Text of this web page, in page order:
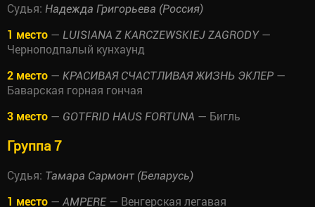
Судья: Надежда Григорьева (Россия)
1 место — LUISIANA Z KARCZEWSKIEJ ZAGRODY—
Черноподпалый кунхаунд
2 место — КРАСИВАЯ СЧАСТЛИВАЯ ЖИЗНЬ ЭКЛЕР —
Баварская горная гончая
3 место — GOTFRID HAUS FORTUNA — Бигль
Группа 7
Судья: Тамара Сармонт (Беларусь)
1 место — AMPERE — Венгерская легавая